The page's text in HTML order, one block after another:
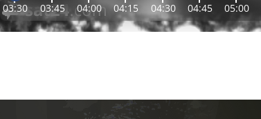
03:30 03:45 04:00 04:15 04:30 04:45 05:00